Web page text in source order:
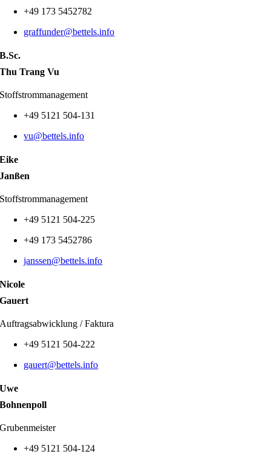
+49 173 5452782
graffunder@bettels.info
B.Sc.
Thu Trang Vu
Stoffstrommanagement
+49 5121 504-131
vu@bettels.info
Eike
Janßen
Stoffstrommanagement
+49 5121 504-225
+49 173 5452786
janssen@bettels.info
Nicole
Gauert
Auftragsabwicklung / Faktura
+49 5121 504-222
gauert@bettels.info
Uwe
Bohnenpoll
Grubenmeister
+49 5121 504-124